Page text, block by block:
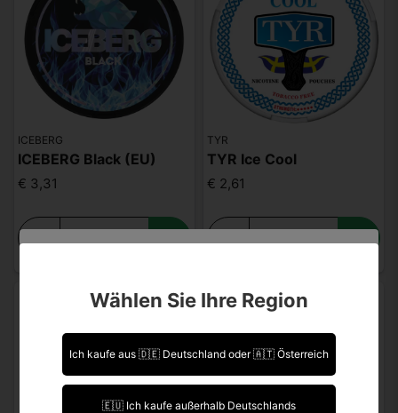
ICEBERG
ICEBERG Black (EU)
€ 3,31
TYR
TYR Ice Cool
€ 2,61
Leider können Sie Ihre Daten nicht selbst ändern.
Ich bin über 18 Jahre alt.
Wählen Sie Ihre Region
Ich kaufe aus 🇩🇪 Deutschland oder 🇦🇹 Österreich
🇪🇺 Ich kaufe außerhalb Deutschlands